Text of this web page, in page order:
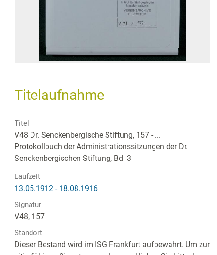
Titelaufnahme
Titel
V48 Dr. Senckenbergische Stiftung, 157 - ...
Protokollbuch der Administrationssitzungen der Dr.
Senckenbergischen Stiftung, Bd. 3
Laufzeit
13.05.1912 - 18.08.1916
Signatur
V48, 157
Standort
Dieser Bestand wird im ISG Frankfurt aufbewahrt. Um zur